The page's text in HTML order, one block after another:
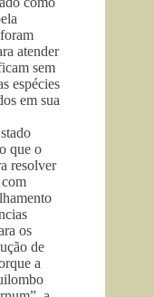
atender
sem
espécies
em sua
que o
resolver
com
os
de
a